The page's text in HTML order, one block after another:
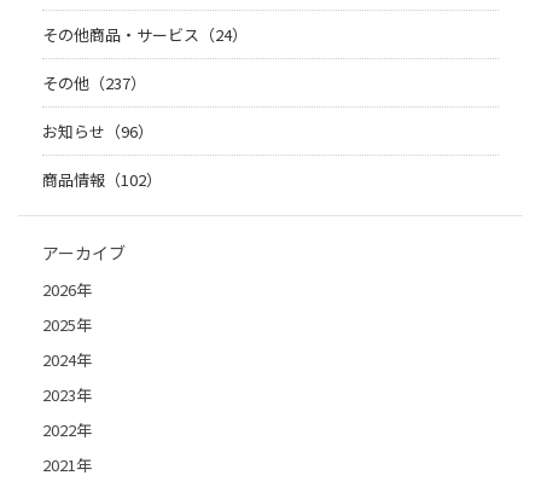
その他商品・サービス（24）
その他（237）
お知らせ（96）
商品情報（102）
アーカイブ
2026年
2025年
2024年
2023年
2022年
2021年